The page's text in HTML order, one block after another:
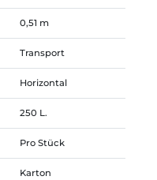
0,51 m
Transport
Horizontal
250 L.
Pro Stück
Karton